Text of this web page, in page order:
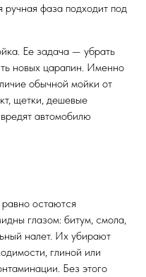
ручная фаза подходит под
Ее задача — убрать
новых царапин. Именно
обычной мойки от
щетки, дешевые
автомобилю
остаются
глазом: битум, смола,
налет. Их убирают
глиной или
Без этого